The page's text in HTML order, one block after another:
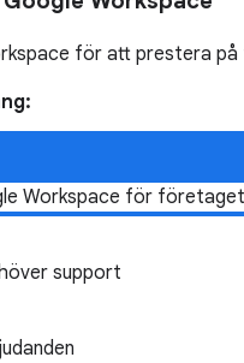
för att prestera
Workspace för företaget
support